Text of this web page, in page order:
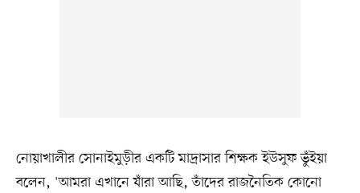
নোয়াখালীর সোনাইমুড়ীর একটি মাদ্রাসার শিক্ষক ইউসুফ ভুঁইয়া
বলেন, 'আমরা এখানে যাঁরা আছি, তাঁদের রাজনৈতিক কোনো